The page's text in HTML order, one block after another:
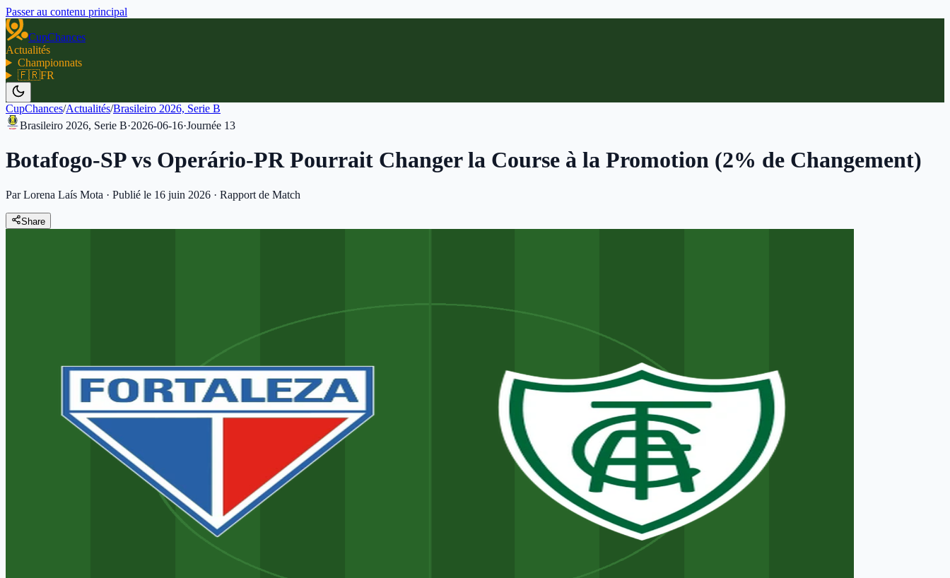
Passer au contenu principal
CupChances
Actualités
Championnats
🇫🇷FR
CupChances/Actualités/Brasileiro 2026, Serie B
Brasileiro 2026, Serie B·2026-06-16·Journée 13
Botafogo-SP vs Operário-PR Pourrait Changer la Course à la Promotion (2% de Changement)
Par Lorena Laís Mota · Publié le 16 juin 2026 · Rapport de Match
Share